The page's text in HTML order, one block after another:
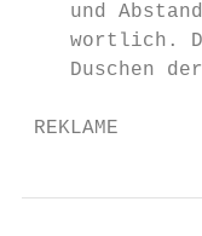
und
wortlich.
Duschen
REKLAME